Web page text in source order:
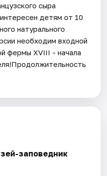
сыра
детям от 10
натурального
необходим входной
фермы XVIII - начала
заповедник